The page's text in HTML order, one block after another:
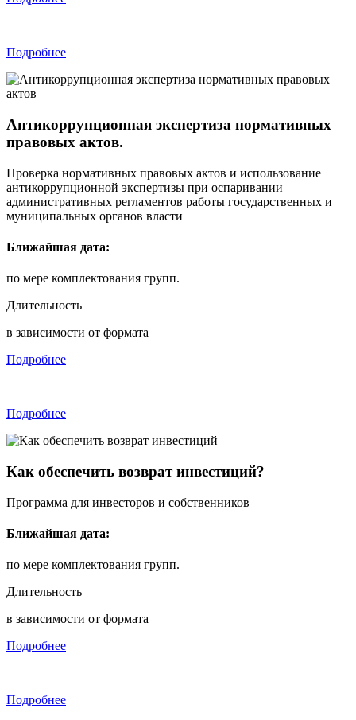
Подробнее
Антикоррупционная экспертиза нормативных
правовых актов.
Проверка нормативных правовых актов и использование
антикоррупционной экспертизы при оспаривании
административных регламентов работы государственных и
муниципальных органов власти
Ближайшая дата:
по мере комплектования групп.
Длительность
в зависимости от формата
Подробнее
Подробнее
Как обеспечить возврат инвестиций?
Программа для инвесторов и собственников
Ближайшая дата:
по мере комплектования групп.
Длительность
в зависимости от формата
Подробнее
Подробнее